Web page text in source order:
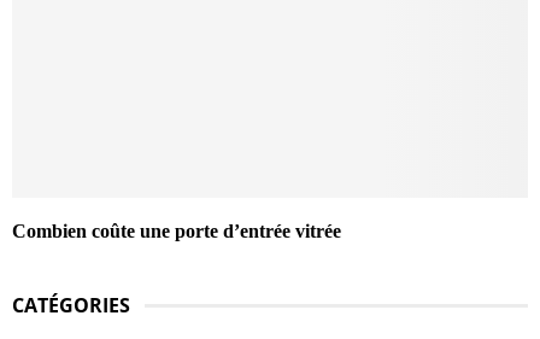
Combien coûte une porte d’entrée vitrée
CATÉGORIES